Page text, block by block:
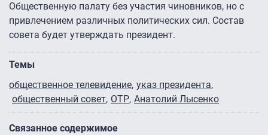
Общественную палату без участия чиновников, но с
привлечением различных политических сил. Состав
совета будет утверждать президент.
Темы
общественное телевидение указ президента
общественный совет ОТР Анатолий Лысенко
Связанное содержимое